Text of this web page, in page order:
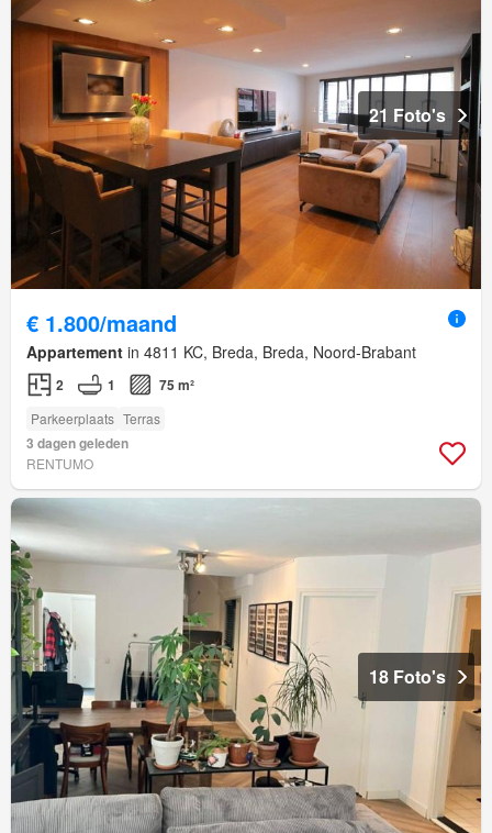
21 Foto's
€ 1.800/maand
Appartement in 4811 KC, Breda, Breda, Noord-Brabant
2 1 75 m²
Parkeerplaats Terras
3 dagen geleden
RENTUMO
18 Foto's